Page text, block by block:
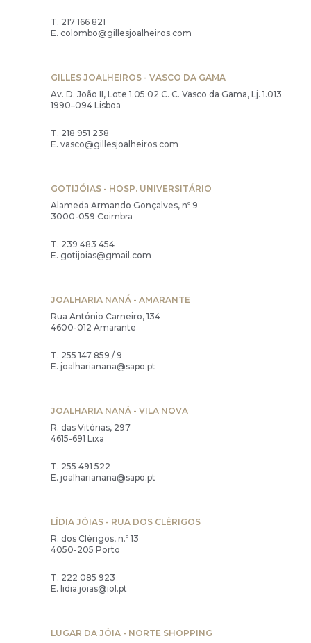
T. 217 166 821
E. colombo@gillesjoalheiros.com
GILLES JOALHEIROS - VASCO DA GAMA
Av. D. João II, Lote 1.05.02 C. C. Vasco da Gama, Lj. 1.013
1990–094 Lisboa
T. 218 951 238
E. vasco@gillesjoalheiros.com
GOTIJÓIAS - HOSP. UNIVERSITÁRIO
Alameda Armando Gonçalves, nº 9
3000-059 Coimbra
T. 239 483 454
E. gotijoias@gmail.com
JOALHARIA NANÁ - AMARANTE
Rua António Carneiro, 134
4600-012 Amarante
T. 255 147 859 / 9
E. joalharianana@sapo.pt
JOALHARIA NANÁ - VILA NOVA
R. das Vitórias, 297
4615-691 Lixa
T. 255 491 522
E. joalharianana@sapo.pt
LÍDIA JÓIAS - RUA DOS CLÉRIGOS
R. dos Clérigos, n.º 13
4050-205 Porto
T. 222 085 923
E. lidia.joias@iol.pt
LUGAR DA JÓIA - NORTE SHOPPING